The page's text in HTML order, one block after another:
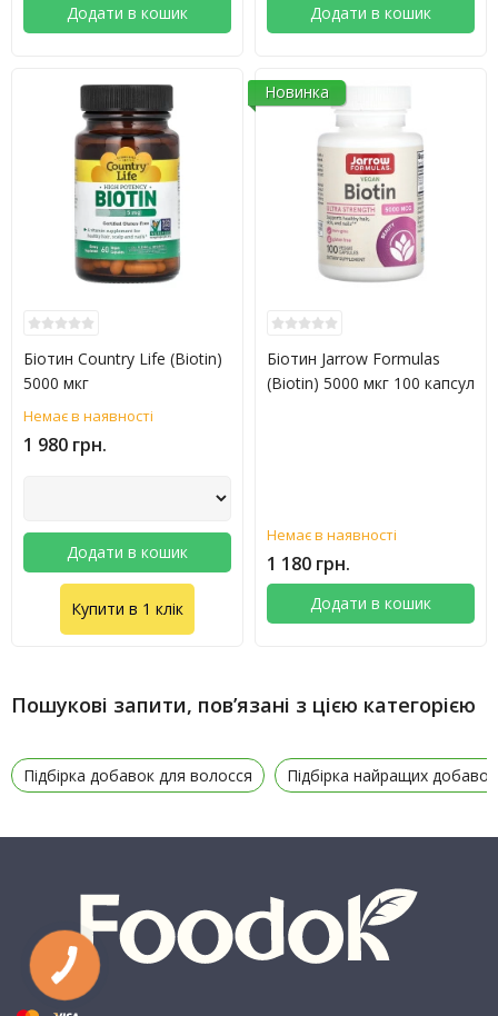
Додати в кошик Додати в кошик
Біотин Country Life (Biotin)
5000 мкг
Немає в наявності
1 980 грн.
Додати в кошик
Купити в 1 клік
Новинка
Біотин Jarrow Formulas
(Biotin) 5000 мкг 100 капсул
Немає в наявності
1 180 грн.
Додати в кошик
Пошукові запити, пов’язані з цією категорією
Підбірка добавок для волосся Підбірка найращих добавок